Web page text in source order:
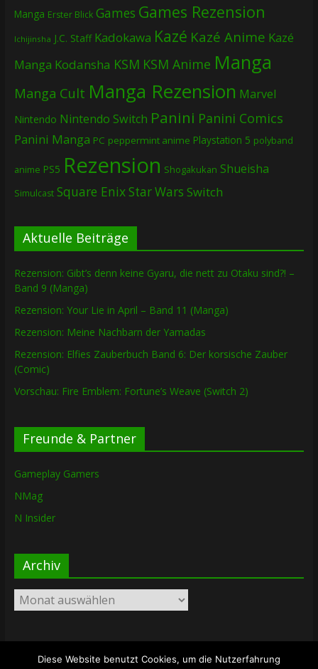
Manga Erster Blick Games Games Rezension
Ichijinsha J.C. Staff Kadokawa Kazé Kazé Anime Kazé
Manga Kodansha KSM KSM Anime Manga
Manga Cult Manga Rezension Marvel
Nintendo Nintendo Switch Panini Panini Comics
Panini Manga PC peppermint anime Playstation 5 polyband
anime PS5 Rezension Shogakukan Shueisha
Simulcast Square EnixStar Wars Switch
Aktuelle Beiträge
Rezension: Gibt’s denn keine Gyaru, die nett zu Otaku sind?! –
Band 9 (Manga)
Rezension: Your Lie in April – Band 11 (Manga)
Rezension: Meine Nachbarn der Yamadas
Rezension: Elfies Zauberbuch Band 6: Der korsische Zauber
(Comic)
Vorschau: Fire Emblem: Fortune’s Weave (Switch 2)
Freunde & Partner
Gameplay Gamers
NMag
N Insider
Archiv
Archiv
Diese Website benutzt Cookies, um die Nutzerfahrung